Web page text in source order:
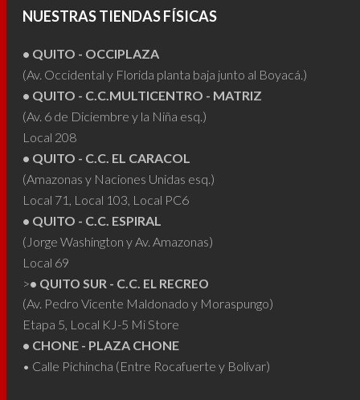
pueden
la
página
de
producto
NUESTRAS TIENDAS FÍSICAS
• QUITO - OCCIPLAZA
(Av. Occidental y Florida planta baja junto al Boyacá.)
• QUITO - C.C.MULTICENTRO - MATRIZ
(Av. 6 de Diciembre y la Niña esq.)
Local 208
• QUITO - C.C. EL CARACOL
(Amazonas y Naciones Unidas esq.)
Local 71, Local 103, Local PC6
• QUITO - C.C. ESPIRAL
(Jorge Washington y Av. Amazonas)
Local 69
>• QUITO SUR - C.C. EL RECREO
(Av. Pedro Vicente Maldonado y Moraspungo)
Etapa 5, Local KJ-5 Mi Store
• CHONE - PLAZA CHONE
• Calle Pichincha (Entre Rocafuerte y Bolívar)